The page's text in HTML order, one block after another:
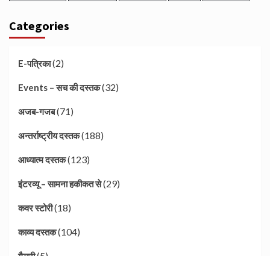
Categories
E-पत्रिका(2)
Events – सच की दस्तक(32)
अजब-गजब(71)
अन्तर्राष्ट्रीय दस्तक(188)
आध्यात्म दस्तक(123)
इंटरव्यू – सामना हकीकत से(29)
कवर स्टोरी(18)
काव्य दस्तक(104)